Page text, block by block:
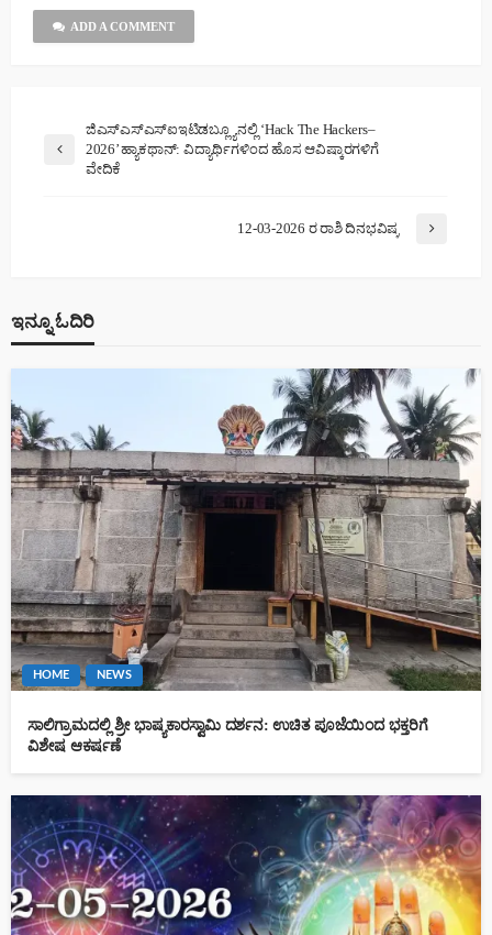
ADD A COMMENT
ಜಿಎಸ್ಎಸ್ಎಸ್ಐಇಟಿಡಬ್ಲ್ಯೂನಲ್ಲಿ ‘Hack The Hackers–
2026’ ಹ್ಯಾಕಥಾನ್: ವಿದ್ಯಾರ್ಥಿಗಳಿಂದ ಹೊಸ ಆವಿಷ್ಕಾರಗಳಿಗೆ
ವೇದಿಕೆ
12-03-2026 ರ ರಾಶಿ ದಿನಭವಿಷ್ಯ
ಇನ್ನೂ ಓದಿರಿ
HOME NEWS
ಸಾಲಿಗ್ರಾಮದಲ್ಲಿ ಶ್ರೀ ಭಾಷ್ಯಕಾರಸ್ವಾಮಿ ದರ್ಶನ: ಉಚಿತ ಪೂಜೆಯಿಂದ ಭಕ್ತರಿಗೆ
ವಿಶೇಷ ಆಕರ್ಷಣೆ